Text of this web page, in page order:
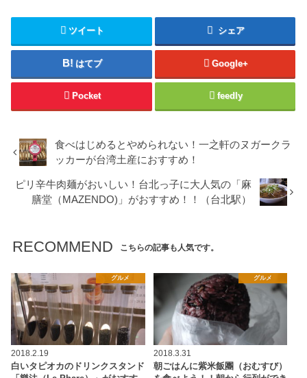
ツイート シェア
はてブ Google+
Pocket feedly
食べはじめるとやめられない！一之軒のヌガークラ
ッカーが台湾土産におすすめ！
ピリ辛牛肉麺がおいしい！台北っ子に大人気の「麻
膳堂（MAZENDO)」がおすすめ！！（台北駅）
RECOMMEND こちらの記事も人気です。
グルメ
2018.2.19
白いタピオカのドリンクスタンド
グルメ
2018.3.31
朝ごはんに紫米飯團（おむすび）